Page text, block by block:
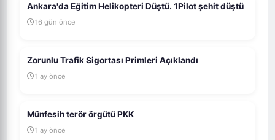
Ankara'da Eğitim Helikopteri Düştü. 1Pilot şehit düştü
16 gün önce
Zorunlu Trafik Sigortası Primleri Açıklandı
1 ay önce
Münfesih terör örgütü PKK
1 ay önce